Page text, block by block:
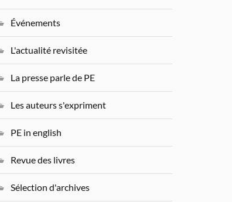
Événements
L'actualité revisitée
La presse parle de PE
Les auteurs s'expriment
PE in english
Revue des livres
Sélection d'archives